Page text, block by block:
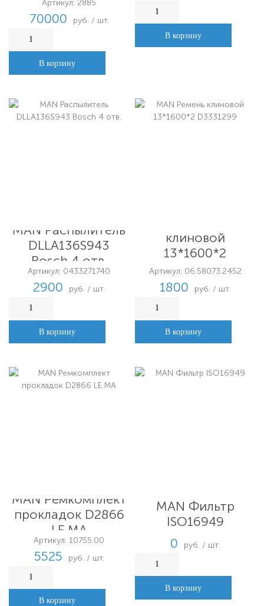
Артикул: 2885
70000 руб. / шт.
В корзину
В корзину
MAN Распылитель
DLLA136S943
Bosch 4 отв.
Артикул: 0433271740
2900 руб. / шт.
В корзину
клиновой
13*1600*2
D3331299
Артикул: 06.58073.2452
1800 руб. / шт.
В корзину
MAN Ремкомплект
прокладок D2866
LE.MA
Артикул: 10755.00
5525 руб. / шт.
В корзину
MAN Фильтр
ISO16949
0
руб. / шт.
В корзину